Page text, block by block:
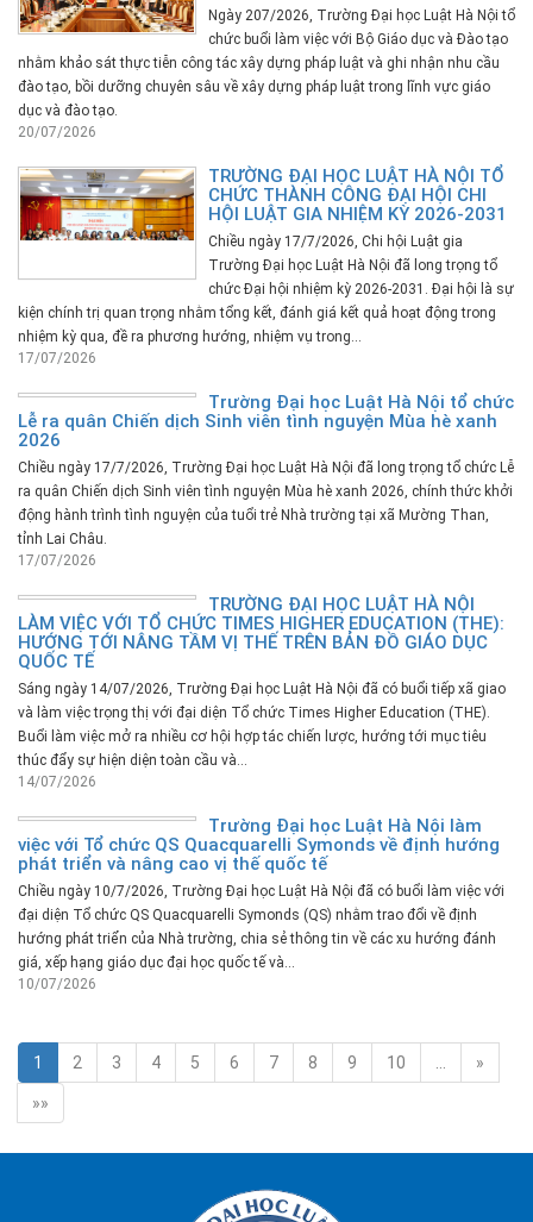
Ngày 207/2026, Trường Đại học Luật Hà Nội tổ
chức buổi làm việc với Bộ Giáo dục và Đào tạo
nhằm khảo sát thực tiễn công tác xây dựng pháp luật và ghi nhận nhu cầu
đào tạo, bồi dưỡng chuyên sâu về xây dựng pháp luật trong lĩnh vực giáo
dục và đào tạo.
20/07/2026
TRƯỜNG ĐẠI HỌC LUẬT HÀ NỘI TỔ
CHỨC THÀNH CÔNG ĐẠI HỘI CHI
HỘI LUẬT GIA NHIỆM KỲ 2026-2031
Chiều ngày 17/7/2026, Chi hội Luật gia
Trường Đại học Luật Hà Nội đã long trọng tổ
chức Đại hội nhiệm kỳ 2026-2031. Đại hội là sự
kiện chính trị quan trọng nhằm tổng kết, đánh giá kết quả hoạt động trong
nhiệm kỳ qua, đề ra phương hướng, nhiệm vụ trong...
17/07/2026
Trường Đại học Luật Hà Nội tổ chức
Lễ ra quân Chiến dịch Sinh viên tình nguyện Mùa hè xanh
2026
Chiều ngày 17/7/2026, Trường Đại học Luật Hà Nội đã long trọng tổ chức Lễ
ra quân Chiến dịch Sinh viên tình nguyện Mùa hè xanh 2026, chính thức khởi
động hành trình tình nguyện của tuổi trẻ Nhà trường tại xã Mường Than,
tỉnh Lai Châu.
17/07/2026
TRƯỜNG ĐẠI HỌC LUẬT HÀ NỘI
LÀM VIỆC VỚI TỔ CHỨC TIMES HIGHER EDUCATION (THE):
HƯỚNG TỚI NÂNG TẦM VỊ THẾ TRÊN BẢN ĐỒ GIÁO DỤC
QUỐC TẾ
Sáng ngày 14/07/2026, Trường Đại học Luật Hà Nội đã có buổi tiếp xã giao
và làm việc trọng thị với đại diện Tổ chức Times Higher Education (THE).
Buổi làm việc mở ra nhiều cơ hội hợp tác chiến lược, hướng tới mục tiêu
thúc đẩy sự hiện diện toàn cầu và...
14/07/2026
Trường Đại học Luật Hà Nội làm
việc với Tổ chức QS Quacquarelli Symonds về định hướng
phát triển và nâng cao vị thế quốc tế
Chiều ngày 10/7/2026, Trường Đại học Luật Hà Nội đã có buổi làm việc với
đại diện Tổ chức QS Quacquarelli Symonds (QS) nhằm trao đổi về định
hướng phát triển của Nhà trường, chia sẻ thông tin về các xu hướng đánh
giá, xếp hạng giáo dục đại học quốc tế và...
10/07/2026
1 2 3 4 5 6 7 8 9 10 »
»»